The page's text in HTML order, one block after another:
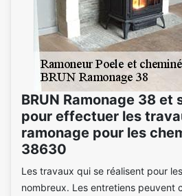
BRUN Ramonage 38 et
pour effectuer les
ramonage pour les
38630
Les travaux qui se réalisent pour
nombreux. Les entretiens peuvent